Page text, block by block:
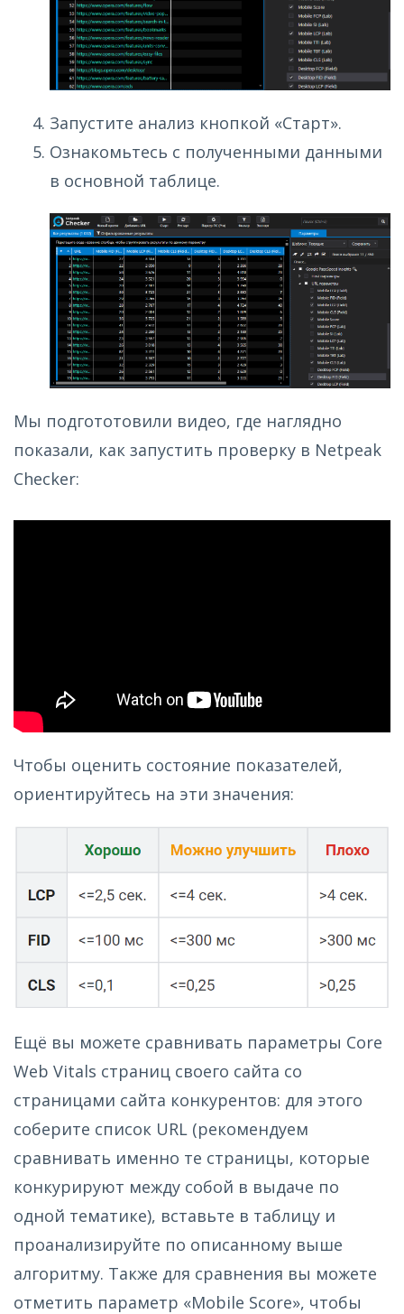
Запустите анализ кнопкой «Старт».
Ознакомьтесь с полученными данными
в основной таблице.
Мы подгототовили видео, где наглядно
показали, как запустить проверку в Netpeak
Checker:
Чтобы оценить состояние показателей,
ориентируйтесь на эти значения:
Ещё вы можете сравнивать параметры Core
Web Vitals страниц своего сайта со
страницами сайта конкурентов: для этого
соберите список URL (рекомендуем
сравнивать именно те страницы, которые
конкурируют между собой в выдаче по
одной тематике), вставьте в таблицу и
проанализируйте по описанному выше
алгоритму. Также для сравнения вы можете
отметить параметр «Mobile Score», чтобы